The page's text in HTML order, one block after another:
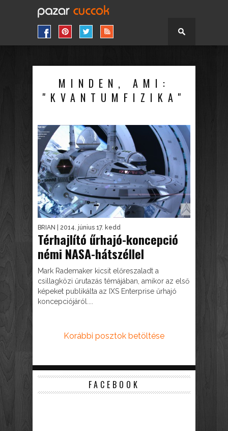
MINDEN, AMI:
"KVANTUMFIZIKA"
BRIAN | 2014. június 17. kedd
Térhajlító űrhajó-koncepció
némi NASA-hátszéllel
Mark Rademaker kicsit előreszaladt a
csillagközi űrutazás témájában, amikor az első
képeket publikálta az IXS Enterprise űrhajó
koncepciójáról....
Korábbi posztok betöltése
FACEBOOK